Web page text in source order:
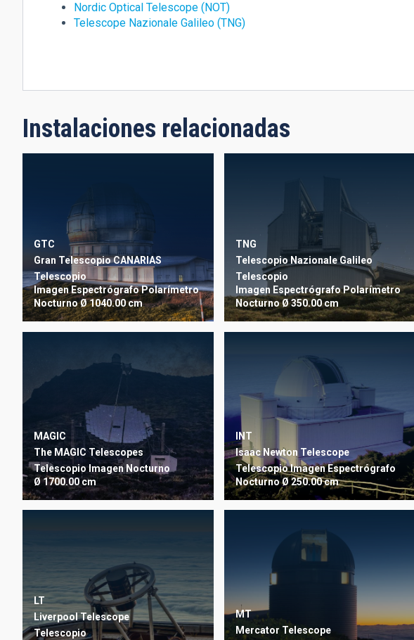
Nordic Optical Telescope (NOT)
Telescope Nazionale Galileo (TNG)
Instalaciones relacionadas
GTC
Gran Telescopio CANARIAS
Telescopio
ImagenEspectrógrafoPolarímetro
NocturnoØ 1040.00 cm
TNG
Telescopio Nazionale Galileo
Telescopio
Imagen EspectrógrafoPolarímetro
Nocturno Ø 350.00 cm
MAGIC
The MAGIC Telescopes
TelescopioImagenNocturno
Ø 1700.00 cm
INT
Isaac Newton Telescope
TelescopioImagenEspectrógrafo
NocturnoØ 250.00 cm
LT
Liverpool Telescope
Telescopio
MT
Mercator Telescope